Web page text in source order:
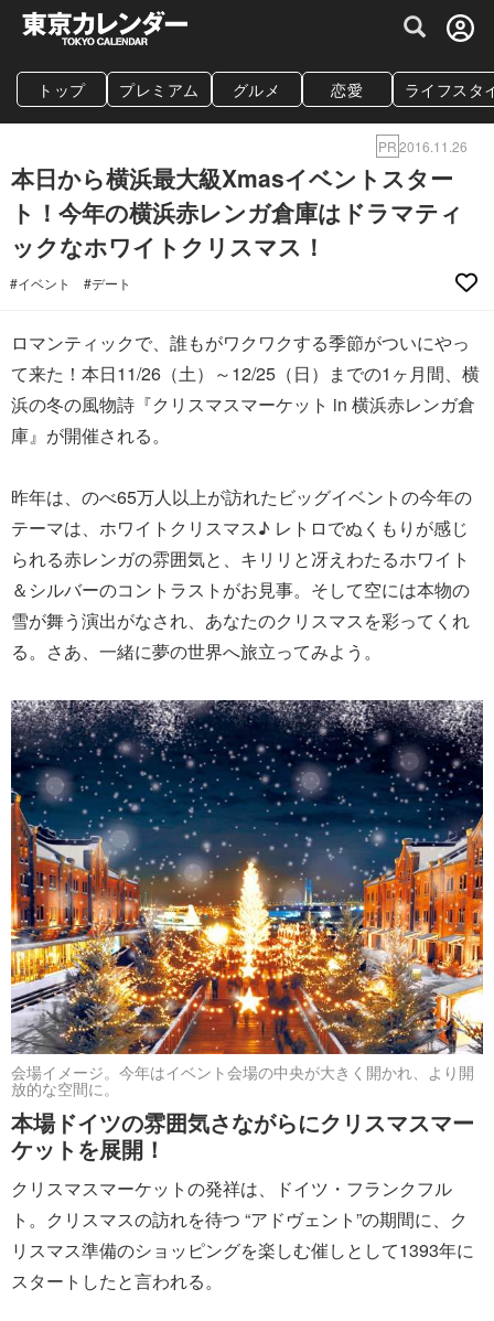
グルメ情報・プレミアムレストラン予約
トップ プレミアム グルメ 恋愛 ライフスタ
PR2016.11.26
本日から横浜最大級Xmasイベントスター
ト！今年の横浜赤レンガ倉庫はドラマティ
ックなホワイトクリスマス！
#イベント #デート
ロマンティックで、誰もがワクワクする季節がついにやっ
て来た！本日11/26（土）～12/25（日）までの1ヶ月間、横
浜の冬の風物詩『クリスマスマーケット in 横浜赤レンガ倉
庫』が開催される。
昨年は、のべ65万人以上が訪れたビッグイベントの今年の
テーマは、ホワイトクリスマス♪ レトロでぬくもりが感じ
られる赤レンガの雰囲気と、キリリと冴えわたるホワイト
＆シルバーのコントラストがお見事。そして空には本物の
雪が舞う演出がなされ、あなたのクリスマスを彩ってくれ
る。さあ、一緒に夢の世界へ旅立ってみよう。
会場イメージ。今年はイベント会場の中央が大きく開かれ、より開
放的な空間に。
本場ドイツの雰囲気さながらにクリスマスマー
ケットを展開！
クリスマスマーケットの発祥は、ドイツ・フランクフル
ト。クリスマスの訪れを待つ “アドヴェント”の期間に、ク
リスマス準備のショッピングを楽しむ催しとして1393年に
スタートしたと言われる。